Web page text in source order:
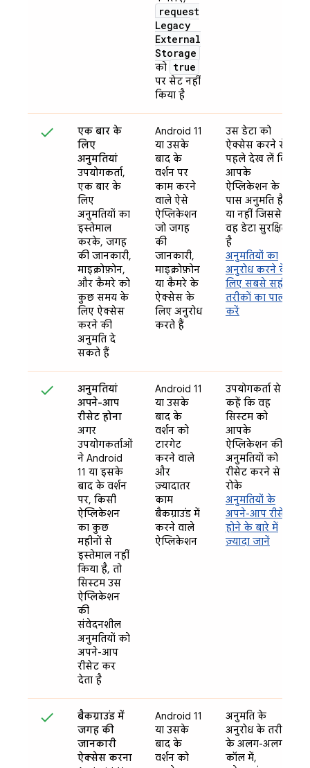
request
Legacy
External
Storage
को true
पर सेट नहीं
किया है
एक बार के
लिए
अनुमतियां
उपयोगकर्ता,
एक बार के
लिए
अनुमतियों का
इस्तेमाल
करके, जगह
की जानकारी,
माइक्रोफ़ोन,
और कैमरे को
कुछ समय के
लिए ऐक्सेस
करने की
अनुमति दे
सकते हैं
Android 11
या उसके
बाद के
वर्शन पर
काम करने
वाले ऐसे
ऐप्लिकेशन
जो जगह
की
जानकारी,
माइक्रोफ़ोन
या कैमरे के
ऐक्सेस के
लिए अनुरोध
करते हैं
उस डेटा को
ऐक्सेस करने से
पहले देख लें कि
आपके
ऐप्लिकेशन के
पास अनुमति है
या नहीं जिससे
वह डेटा सुरक्षित
है
अनुमतियों का
अनुरोध करने के
लिए सबसे सही
तरीकों का पालन
करें
अनुमतियां
अपने-आप
रीसेट होना
अगर
उपयोगकर्ताओं
ने Android
11 या इसके
बाद के वर्शन
पर, किसी
ऐप्लिकेशन
का कुछ
महीनों से
इस्तेमाल नहीं
किया है, तो
सिस्टम उस
ऐप्लिकेशन
की
संवेदनशील
अनुमतियों को
अपने-आप
रीसेट कर
देता है
Android 11
या उसके
बाद के
वर्शन को
टारगेट
करने वाले
और
ज़्यादातर
काम
बैकग्राउंड में
करने वाले
ऐप्लिकेशन
उपयोगकर्ता से
कहें कि वह
सिस्टम को
आपके
ऐप्लिकेशन की
अनुमतियों को
रीसेट करने से
रोके
अनुमतियों के
अपने-आप रीसेट
होने के बारे में
ज़्यादा जानें
बैकग्राउंड में
जगह की
जानकारी
ऐक्सेस करना
Android 11
या उसके
बाद के
वर्शन को
अनुमति के
अनुरोध के तरीके
के अलग-अलग
कॉल में,